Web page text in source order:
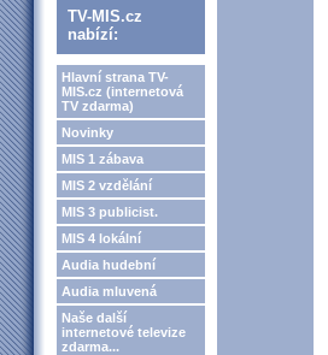
TV-MIS.cz
nabízí:
Hlavní strana TV-
MIS.cz (internetová
TV zdarma)
Novinky
MIS 1 zábava
MIS 2 vzdělání
MIS 3 publicist.
MIS 4 lokální
Audia hudební
Audia mluvená
Naše další
internetové televize
zdarma...